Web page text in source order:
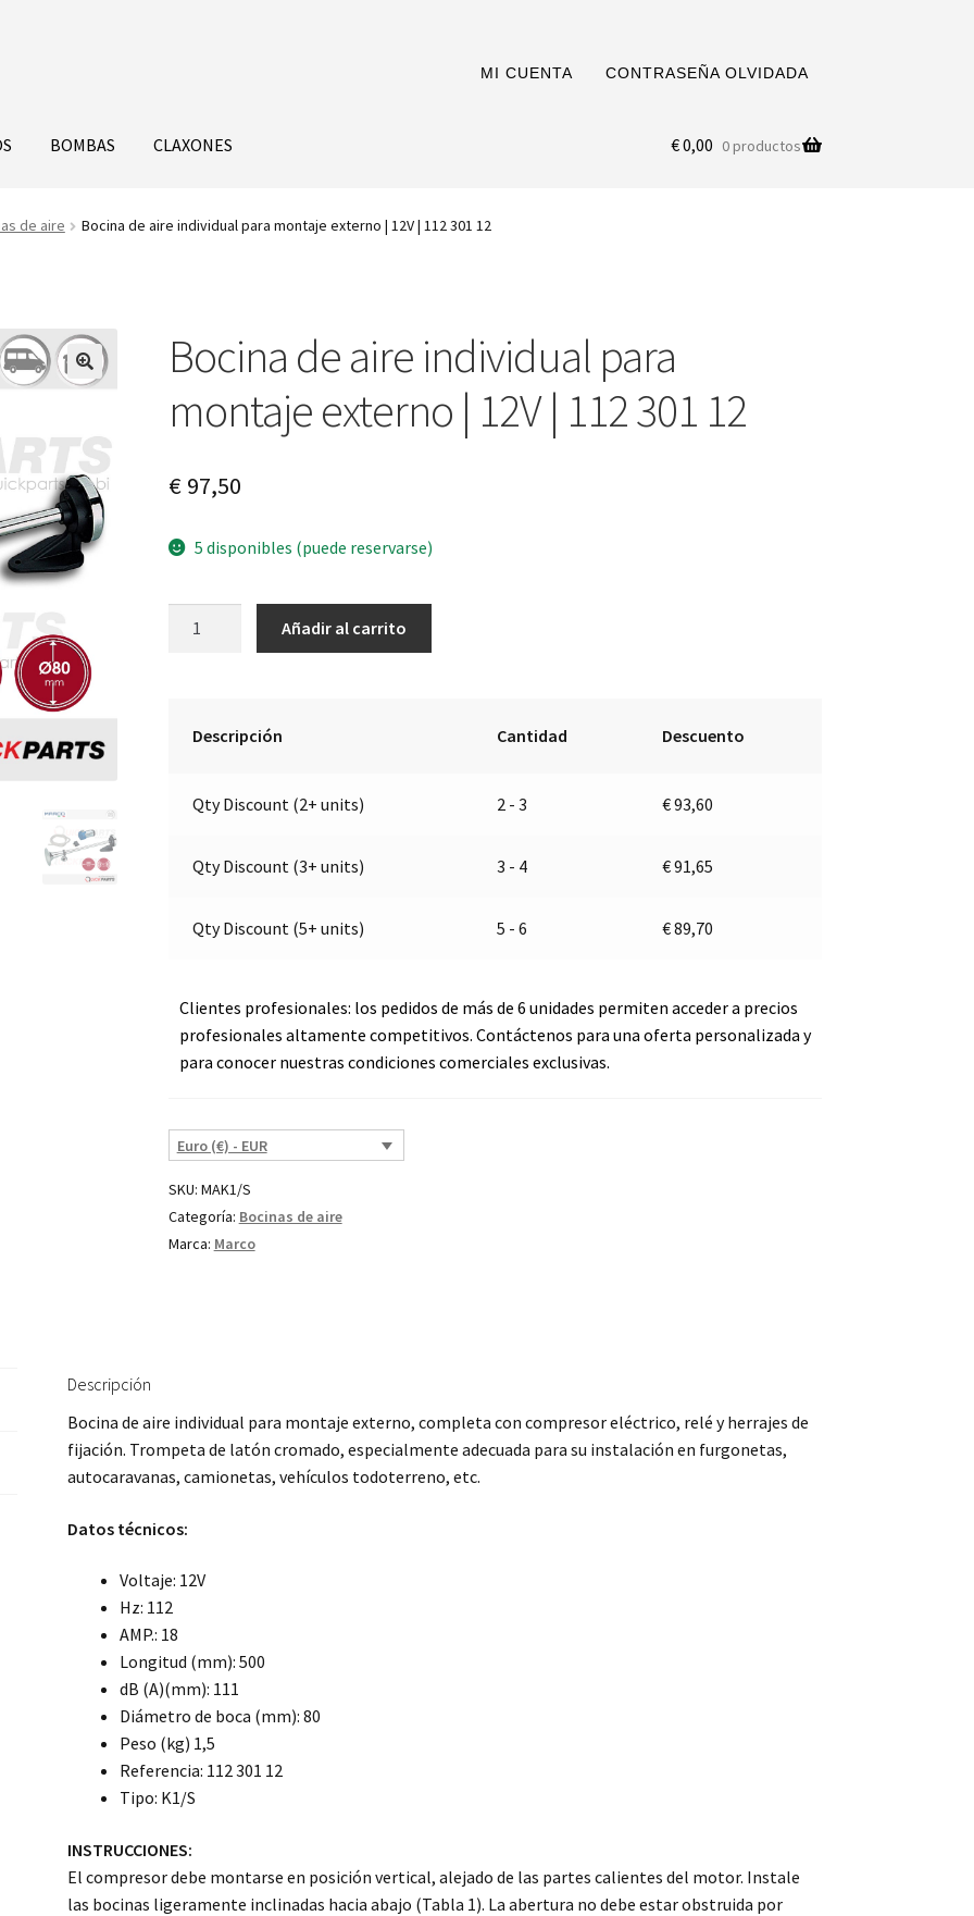
MI CUENTA CONTRASEÑA OLVIDADA
BOMBAS CLAXONES €0,00 0 productos
de aire Bocina de aire individual para montaje externo | 12V | 112 301 12
Bocina de aire individual para
montaje externo | 12V | 112 301 12
€97,50
5 disponibles (puede reservarse)
Añadir al carrito
Descripción Cantidad Descuento
Qty Discount (2+ units) 2 - 3 €93,60
Qty Discount (3+ units) 3 - 4 €91,65
Qty Discount (5+ units) 5 - 6 €89,70
Clientes profesionales: los pedidos de más de 6 unidades permiten acceder a precios
profesionales altamente competitivos. Contáctenos para una oferta personalizada y
para conocer nuestras condiciones comerciales exclusivas.
Euro (€) - EUR
SKU: MAK1/S
Categoría: Bocinas de aire
Marca: Marco
Descripción
Bocina de aire individual para montaje externo, completa con compresor eléctrico, relé y herrajes de
fijación. Trompeta de latón cromado, especialmente adecuada para su instalación en furgonetas,
autocaravanas, camionetas, vehículos todoterreno, etc.
Datos técnicos:
Voltaje: 12V
Hz: 112
AMP.: 18
Longitud (mm): 500
dB (A)(mm): 111
Diámetro de boca (mm): 80
Peso (kg) 1,5
Referencia: 112 301 12
Tipo: K1/S
INSTRUCCIONES:
El compresor debe montarse en posición vertical, alejado de las partes calientes del motor. Instale
las bocinas ligeramente inclinadas hacia abajo (Tabla 1). La abertura no debe estar obstruida por